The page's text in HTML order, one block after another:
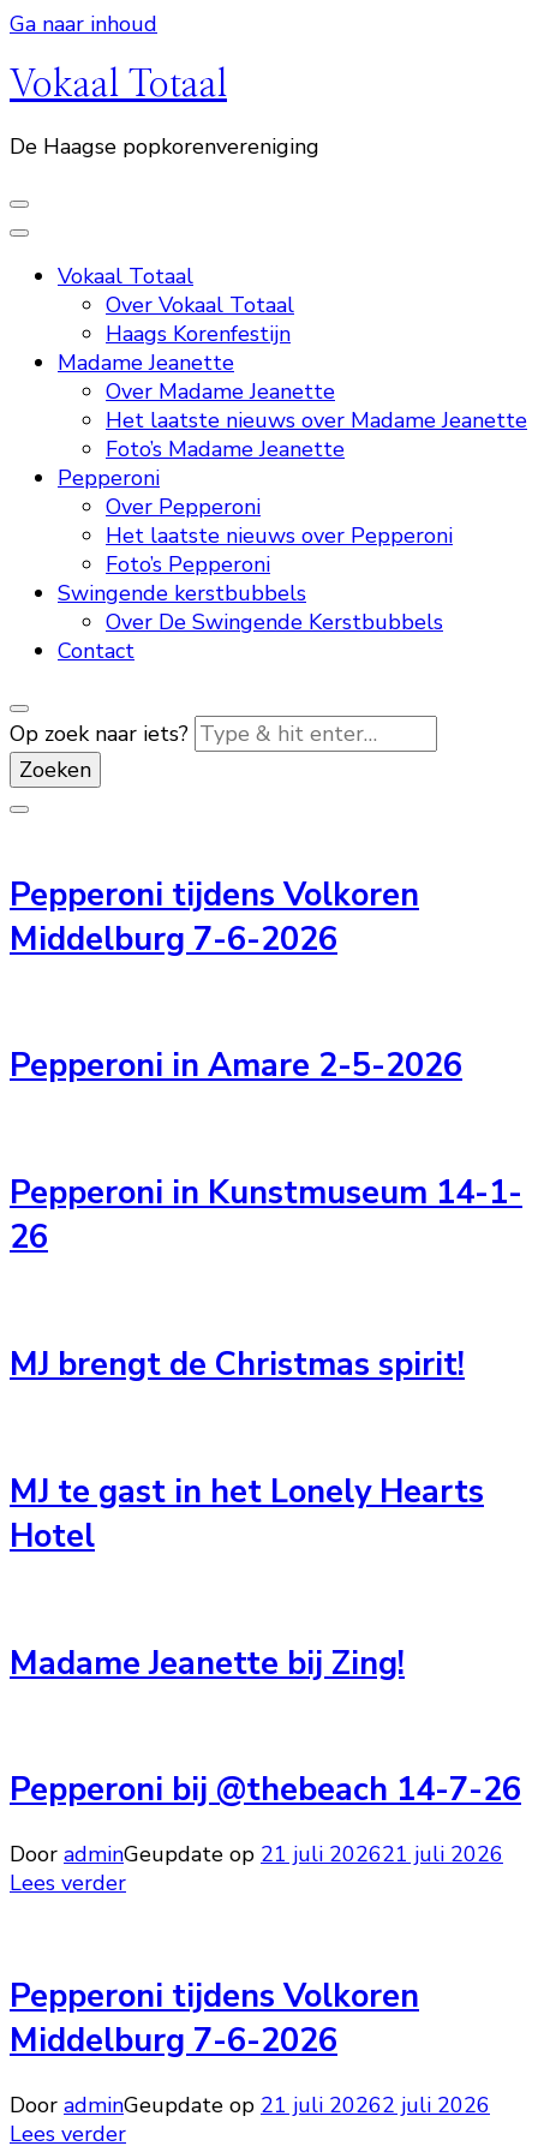
Ga naar inhoud
Vokaal Totaal
De Haagse popkorenvereniging
Vokaal Totaal
Over Vokaal Totaal
Haags Korenfestijn
Madame Jeanette
Over Madame Jeanette
Het laatste nieuws over Madame Jeanette
Foto’s Madame Jeanette
Pepperoni
Over Pepperoni
Het laatste nieuws over Pepperoni
Foto’s Pepperoni
Swingende kerstbubbels
Over De Swingende Kerstbubbels
Contact
Op zoek naar iets?
Pepperoni tijdens Volkoren
Middelburg 7-6-2026
Pepperoni in Amare 2-5-2026
Pepperoni in Kunstmuseum 14-1-
26
MJ brengt de Christmas spirit!
MJ te gast in het Lonely Hearts
Hotel
Madame Jeanette bij Zing!
Pepperoni bij @thebeach 14-7-26
Door adminGeupdate op 21 juli 202621 juli 2026
Lees verder
Pepperoni tijdens Volkoren
Middelburg 7-6-2026
Door adminGeupdate op 21 juli 20262 juli 2026
Lees verder